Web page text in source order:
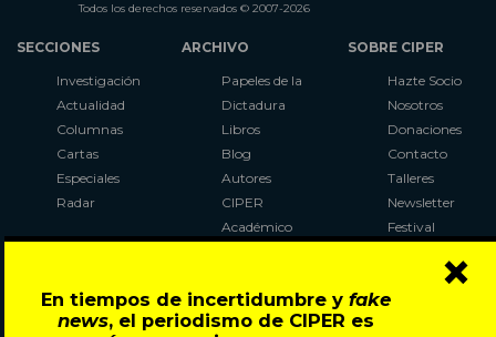
En tiempos de incertidumbre y fake
news, el periodismo de CIPER es
×
Todos los derechos reservados © 2007-2026
SECCIONES
Investigación
Actualidad
Columnas
Cartas
Especiales
Radar
ARCHIVO
Papeles de la
Dictadura
Libros
Blog
Autores
CIPER
Académico
Al Plebiscito
con CIPER
SOBRE CIPER
Hazte Socio
Nosotros
Donaciones
Contacto
Talleres
Newsletter
Festival